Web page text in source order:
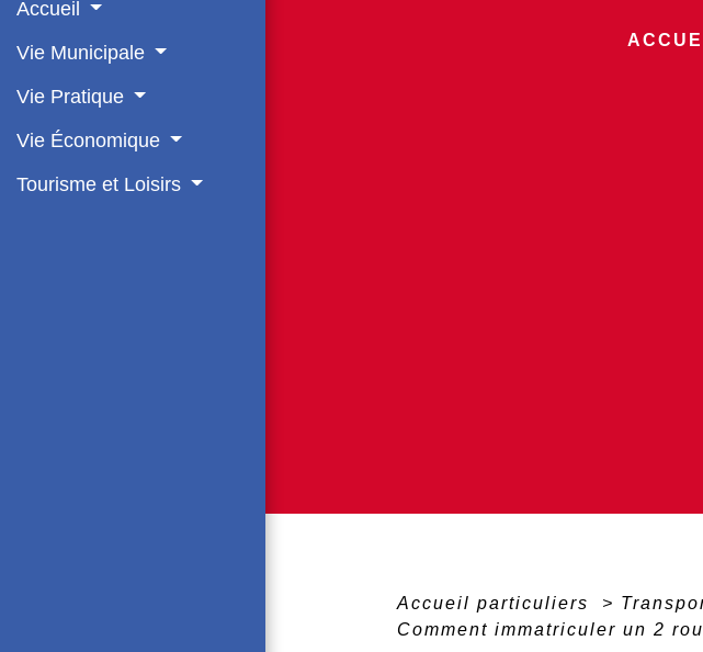
Accueil
Vie Municipale
Vie Pratique
Vie Économique
Tourisme et Loisirs
Accueil particuliers >
Comment immatriculer un 2